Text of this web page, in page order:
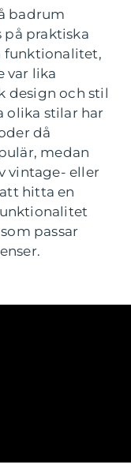
badrum
på praktiska
funktionalitet,
var lika
design och stil
olika stilar har
då
medan
vintage- eller
hitta en
passar